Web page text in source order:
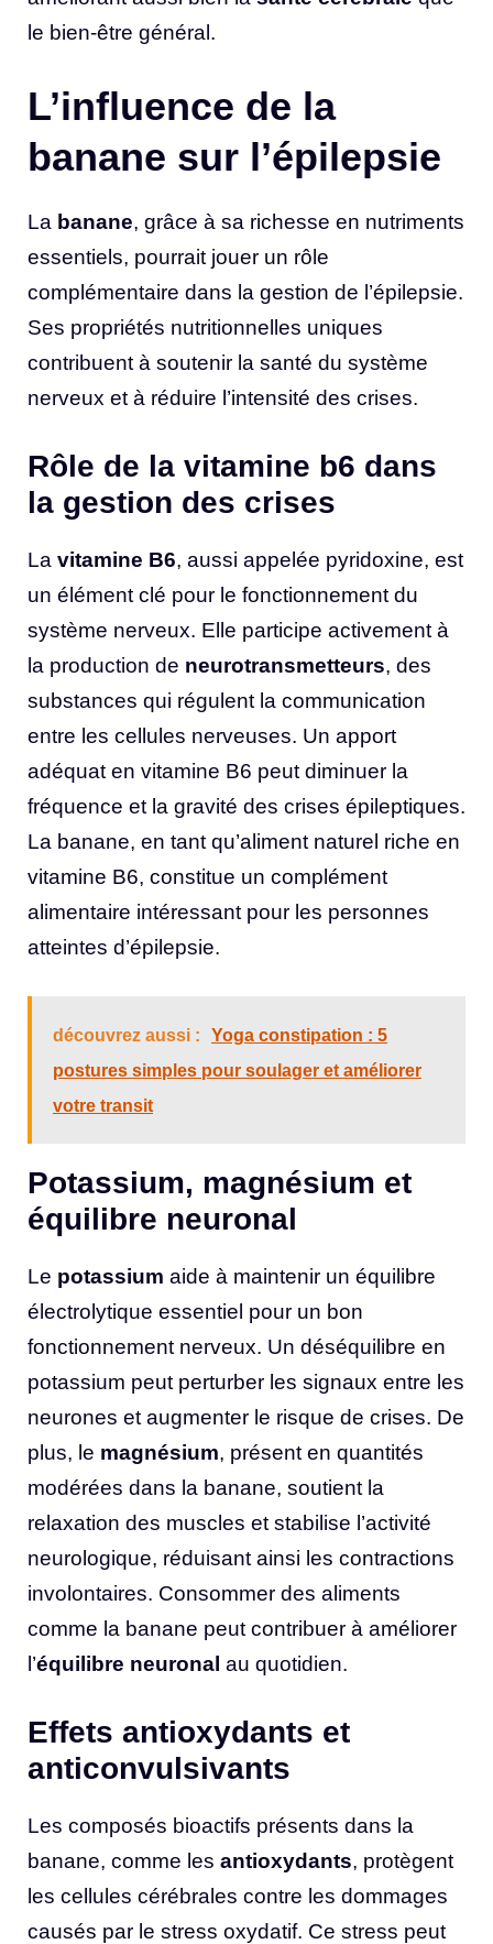
le bien-être général.
L’influence de la
banane sur l’épilepsie
La banane, grâce à sa richesse en nutriments
essentiels, pourrait jouer un rôle
complémentaire dans la gestion de l’épilepsie.
Ses propriétés nutritionnelles uniques
contribuent à soutenir la santé du système
nerveux et à réduire l’intensité des crises.
Rôle de la vitamine b6 dans
la gestion des crises
La vitamine B6, aussi appelée pyridoxine, est
un élément clé pour le fonctionnement du
système nerveux. Elle participe activement à
la production de neurotransmetteurs, des
substances qui régulent la communication
entre les cellules nerveuses. Un apport
adéquat en vitamine B6 peut diminuer la
fréquence et la gravité des crises épileptiques.
La banane, en tant qu’aliment naturel riche en
vitamine B6, constitue un complément
alimentaire intéressant pour les personnes
atteintes d’épilepsie.
découvrez aussi :
Yoga constipation : 5
postures simples pour soulager et améliorer
votre transit
Potassium, magnésium et
équilibre neuronal
Le potassium aide à maintenir un équilibre
électrolytique essentiel pour un bon
fonctionnement nerveux. Un déséquilibre en
potassium peut perturber les signaux entre les
neurones et augmenter le risque de crises. De
plus, le magnésium, présent en quantités
modérées dans la banane, soutient la
relaxation des muscles et stabilise l’activité
neurologique, réduisant ainsi les contractions
involontaires. Consommer des aliments
comme la banane peut contribuer à améliorer
l’équilibre neuronal au quotidien.
Effets antioxydants et
anticonvulsivants
Les composés bioactifs présents dans la
banane, comme les antioxydants, protègent
les cellules cérébrales contre les dommages
causés par le stress oxydatif. Ce stress peut